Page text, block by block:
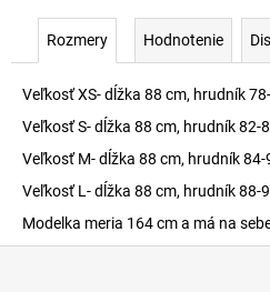
Rozmery Hodnotenie
Veľkosť XS- dĺžka 88 cm, hrudník
Veľkosť S- dĺžka 88 cm, hrudník 82-
Veľkosť M- dĺžka 88 cm, hrudník 84-
Veľkosť L- dĺžka 88 cm, hrudník 88-
Modelka meria 164 cm a má na